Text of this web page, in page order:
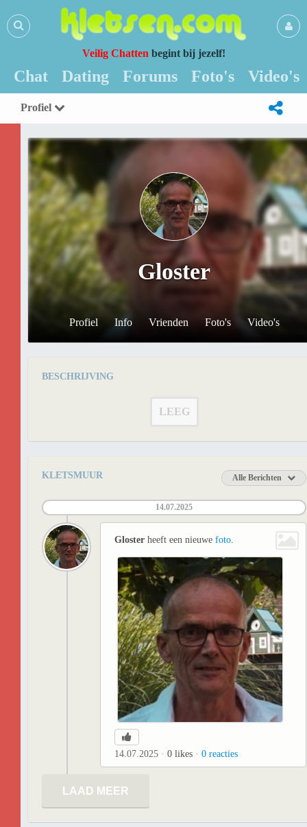
Veilig Chatten begint bij jezelf!
Chat Dating Forums Foto's Video's
Profiel
Gloster
Profiel Info Vrienden Foto's Video's
BESCHRIJVING
LEEG
KLETSMUUR Alle Berichten
14.07.2025
Gloster heeft een nieuwe foto.
14.07.2025 0 likes 0 reacties
LAAD MEER